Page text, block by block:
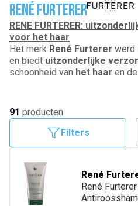
René Furterer
RENE FURTERER:
voor het haar
Het merk René Furterer werd
en biedt uitzonderlijke
schoonheid van het haar en de
werden gekozen omwille van
eigenschappen.René
concept van de haarspa en
wetenschappelijk nauwkeurige
haarverzorgingsrituelen.
91 producten
Filters
René
René